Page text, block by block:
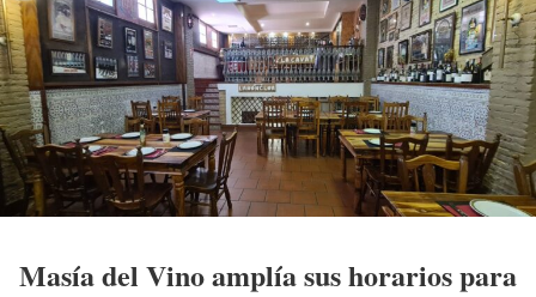
Masía del Vino amplía sus horarios para